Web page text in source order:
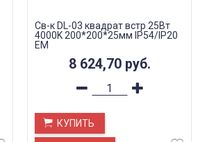
Св-к DL-03 квадрат встр 25Вт
4000K 200*200*25мм IP54/IP20
EM
8 624,70 руб.
КУПИТЬ